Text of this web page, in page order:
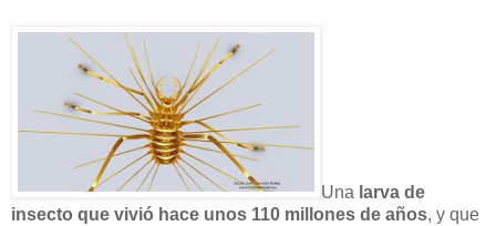
Una larva de
insecto que vivió hace unos 110 millones de años, y que